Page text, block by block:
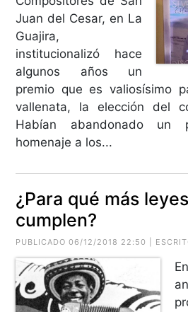
Juan del Cesar, en La
Guajira,
institucionalizó hace
algunos años un
premio que es valiosísimo
vallenata, la elección del
Habían abandonado un
homenaje a los...
¿Para qué más
cumplen?
PUBLICADO 06/12/2018 22:50 |